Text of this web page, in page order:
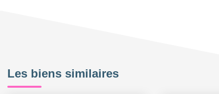
Les biens similaires